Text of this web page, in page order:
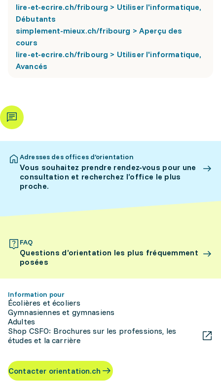
lire-et-ecrire.ch/fribourg > Utiliser l'informatique,
Débutants
simplement-mieux.ch/fribourg > Aperçu des
cours
lire-et-ecrire.ch/fribourg > Utiliser l'informatique,
Avancés
Adresses des offices d’orientation
Vous souhaitez prendre rendez-vous pour une
consultation et recherchez l’office le plus
proche.
FAQ
Questions d’orientation les plus fréquemment
posées
Information pour
Écolières et écoliers
Gymnasiennes et gymnasiens
Adultes
Shop CSFO: Brochures sur les professions, les
études et la carrière
Contacter orientation.ch